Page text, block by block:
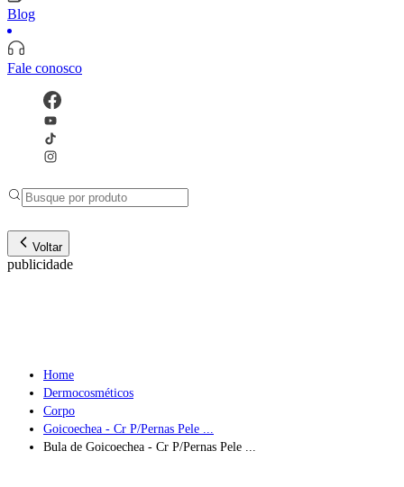
Blog
Fale conosco
Voltar
publicidade
Home
Dermocosméticos
Corpo
Goicoechea - Cr P/Pernas Pele ...
Bula de Goicoechea - Cr P/Pernas Pele ...